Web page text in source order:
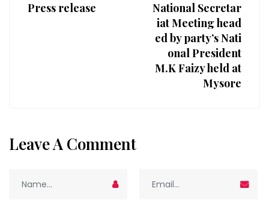
Press release
National Secretar
iat Meeting head
ed by party’s Nati
onal President
M.K Faizy held at
Mysore
Leave A Comment